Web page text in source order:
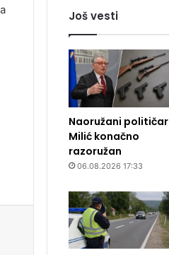
Još vesti
Naoružani političar
Milić konačno
razoružan
06.08.2026 17:33